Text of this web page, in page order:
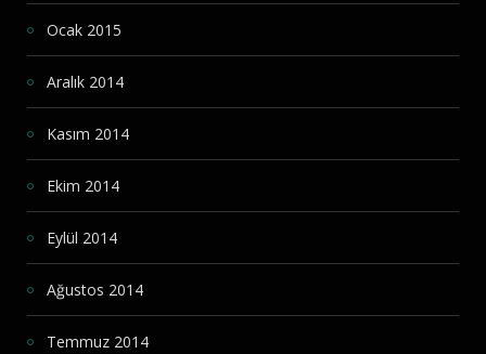
Ocak 2015
Aralık 2014
Kasım 2014
Ekim 2014
Eylül 2014
Ağustos 2014
Temmuz 2014